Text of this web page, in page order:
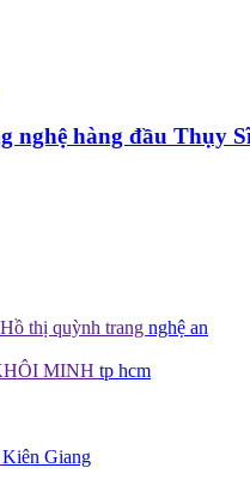
nghệ hàng đầu Thụy
Hồ thị quỳnh trang nghệ an
MINH tp hcm
Kiên Giang